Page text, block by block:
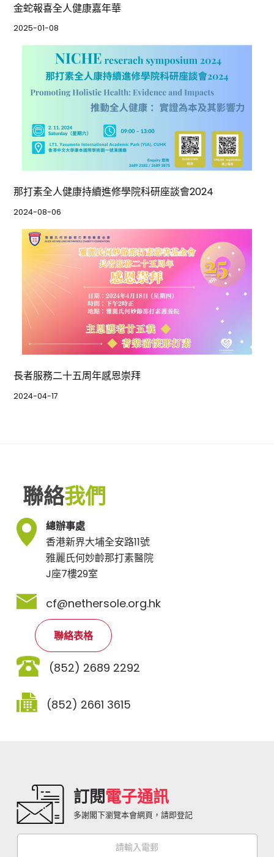
金蛇報喜全人健康嘉年華
2025-01-08
那打素全人健康持續進修學院科研座談會2024
2024-08-06
長者服務二十五周年感恩崇拜
2024-04-17
聯絡我們
總辦事處
香港新界大埔全安路11號
雅麗氏何妙齡那打素醫院
J座7樓29室
cf@nethersole.org.hk
聯絡表格
(852) 2689 2292
(852) 2661 3615
訂閱電子通訊
多謝閣下瀏覽本會網頁，請即登記